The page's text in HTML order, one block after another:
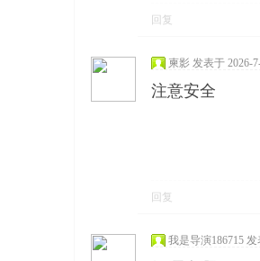
回复
柬影 发表于 2026-
注意安全
回复
我是导演186715 发